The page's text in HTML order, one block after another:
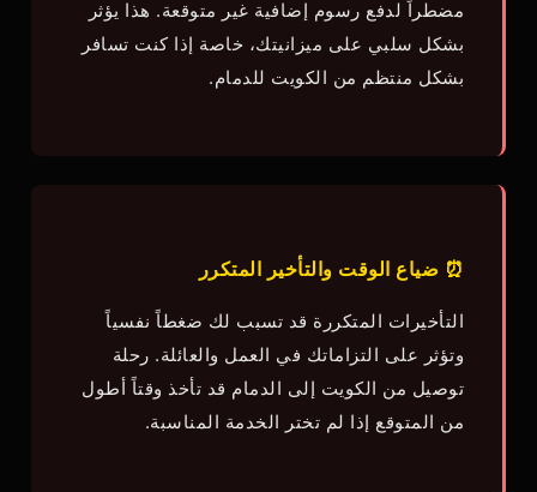
مضطراً لدفع رسوم إضافية غير متوقعة. هذا يؤثر
بشكل سلبي على ميزانيتك، خاصة إذا كنت تسافر
بشكل منتظم من الكويت للدمام.
⏰ ضياع الوقت والتأخير المتكرر
التأخيرات المتكررة قد تسبب لك ضغطاً نفسياً
وتؤثر على التزاماتك في العمل والعائلة. رحلة
توصيل من الكويت إلى الدمام قد تأخذ وقتاً أطول
من المتوقع إذا لم تختر الخدمة المناسبة.